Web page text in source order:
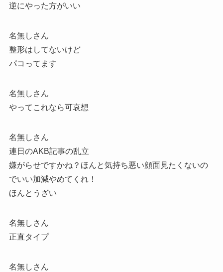
逆にやった方がいい
名無しさん
整形はしてないけど
パコってます
名無しさん
やってこれなら可哀想
名無しさん
連日のAKB記事の乱立
嫌がらせですかね？ほんと気持ち悪い顔面見たくないの
でいい加減やめてくれ！
ほんとうざい
名無しさん
正直タイプ
名無しさん